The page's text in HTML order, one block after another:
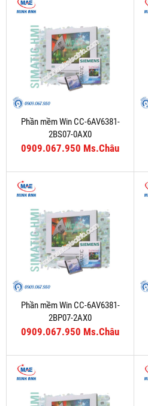
Phần mềm Win CC-6AV6381-
2BS07-0AX0
0909.067.950 Ms.Châu
Phần mềm Win CC-6AV6381-
2BP07-2AX0
0909.067.950 Ms.Châu